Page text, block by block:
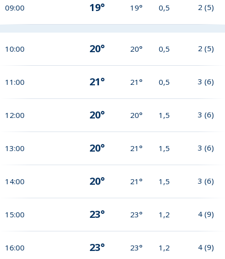
09:00 19° 19° 0,5 2 (5)
10:00 20° 20° 0,5 2 (5)
11:00 21° 21° 0,5 3 (6)
12:00 20° 20° 1,5 3 (6)
13:00 20° 21° 1,5 3 (6)
14:00 20° 21° 1,5 3 (6)
15:00 23° 23° 1,2 4 (9)
16:00 23° 23° 1,2 4 (9)